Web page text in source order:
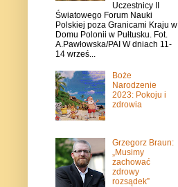
Uczestnicy II
Światowego Forum Nauki
Polskiej poza Granicami Kraju w
Domu Polonii w Pułtusku. Fot.
A.Pawłowska/PAI W dniach 11-
14 wrześ...
Boże
Narodzenie
2023: Pokoju i
zdrowia
Grzegorz Braun:
„Musimy
zachować
zdrowy
rozsądek”